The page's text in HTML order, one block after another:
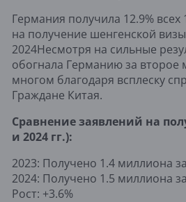
Германия получила 12.9%
на получение шенгенской
2024Несмотря на сильные
обогнала Германию за второе
многом благодаря всплеску
Граждане Китая.
Сравнение заявлений на
и 2024 гг.):
2023: Получено 1.4 миллиона
2024: Получено 1.5 миллиона
Рост: +3.6%